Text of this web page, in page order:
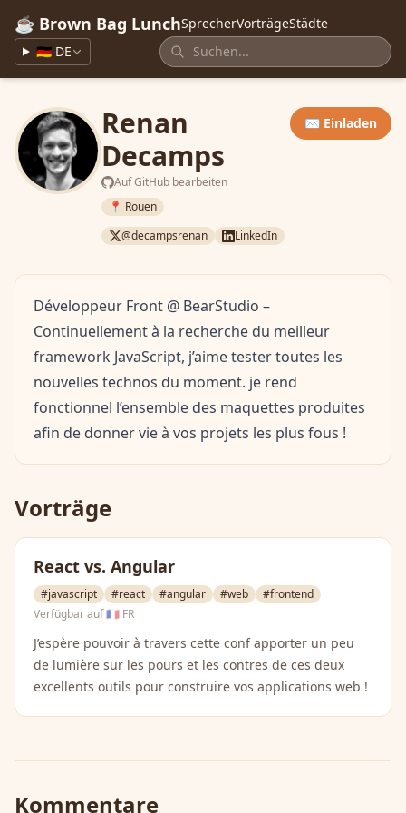
☕ Brown Bag LunchSprecherVorträgeStädte
🇩🇪 DE
Renan
Decamps
Auf GitHub bearbeiten
✉️ Einladen
📍 Rouen
@decampsrenan
LinkedIn
Développeur Front @ BearStudio –
Continuellement à la recherche du meilleur
framework JavaScript, j’aime tester toutes les
nouvelles technos du moment. je rend
fonctionnel l’ensemble des maquettes produites
afin de donner vie à vos projets les plus fous !
Vorträge
React vs. Angular
#javascript #react #angular #web
#frontend
Verfügbar auf🇫🇷 FR
J’espère pouvoir à travers cette conf apporter un peu
de lumière sur les pours et les contres de ces deux
excellents outils pour construire vos applications web !
Kommentare